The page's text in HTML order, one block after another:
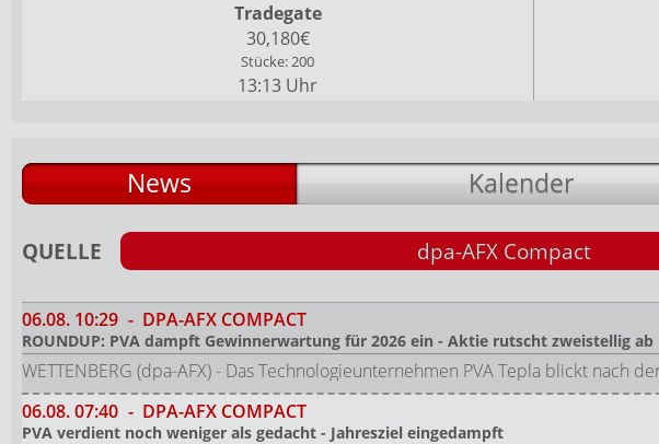
Tradegate
30,180€
Stücke: 200
13:13 Uhr
News Kalender
QUELLE dpa-AFX Compact
06.08. 10:29 - DPA-AFX COMPACT
ROUNDUP: PVA dampft Gewinnerwartung für 2026 ein - Aktie rutscht zweistellig ab
WETTENBERG (dpa-AFX) - Das Technologieunternehmen PVA Tepla blickt nach
06.08.07:40 - DPA-AFX COMPACT
PVA verdient noch weniger als gedacht - Jahresziel eingedampft